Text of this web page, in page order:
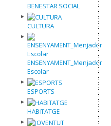
BENESTAR SOCIAL
CULTURA
ENSENYAMENT_Menjador
Escolar
ESPORTS
HABITATGE